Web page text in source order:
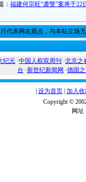
： 福建何宗旺“袭警”案将于22
只代表网友观点，与本站立场
纪元 ·中国人权双周刊 ·北京之
台 ·新世纪新闻网 ·德国
设为首页 加入
Copyright ©
网址